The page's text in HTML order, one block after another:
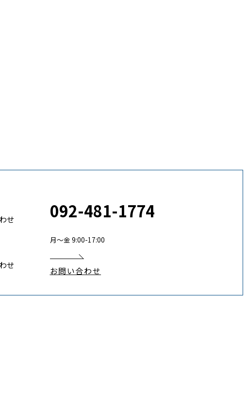
せ 092-481-1774
月〜金 9:00-17:00
せ お問い合わせ